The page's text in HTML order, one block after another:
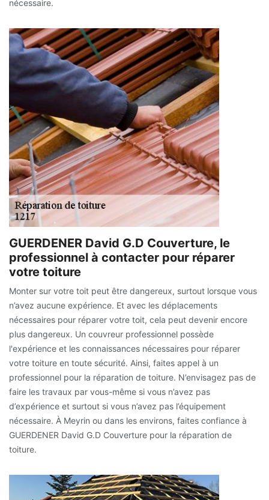
nécessaire.
GUERDENER David G.D Couverture, le
professionnel à contacter pour réparer
votre toiture
Monter sur votre toit peut être dangereux, surtout lorsque vous
n’avez aucune expérience. Et avec les déplacements
nécessaires pour réparer votre toit, cela peut devenir encore
plus dangereux. Un couvreur professionnel possède
l'expérience et les connaissances nécessaires pour réparer
votre toiture en toute sécurité. Ainsi, faites appel à un
professionnel pour la réparation de toiture. N’envisagez pas de
faire les travaux par vous-même si vous n’avez pas
d’expérience et surtout si vous n’avez pas l’équipement
nécessaire. À Meyrin ou dans les environs, faites confiance à
GUERDENER David G.D Couverture pour la réparation de
toiture.